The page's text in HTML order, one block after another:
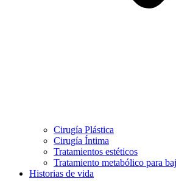
Cirugía Plástica
Cirugía Íntima
Tratamientos estéticos
Tratamiento metabólico para
Historias de vida